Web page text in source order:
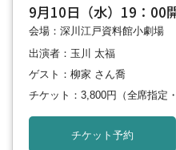
9月10日（水）19：00
会場：深川江戸資料館小劇場
出演者：玉川 太福
ゲスト：柳家 さん喬
チケット：3,800円 （全席指定
チケット予約